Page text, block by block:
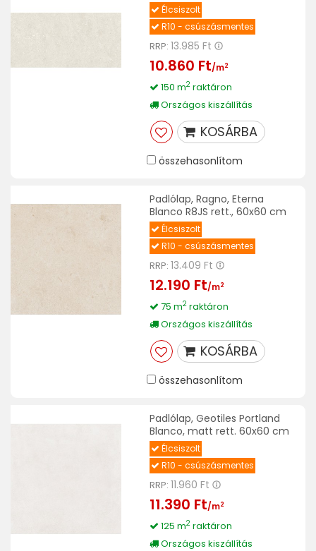
Élcsiszolt
R10 - csúszásmentes
RRP: 13.985 Ft
10.860 Ft/m2
150 m2raktáron
Országos kiszállítás
KOSÁRBA
összehasonlítom
Padlólap, Ragno, Eterna
Blanco R8JS rett., 60x60 cm
Élcsiszolt
R10 - csúszásmentes
RRP: 13.409 Ft
12.190 Ft/m2
75 m2raktáron
Országos kiszállítás
KOSÁRBA
összehasonlítom
Padlólap, Geotiles Portland
Blanco, matt rett. 60x60 cm
Élcsiszolt
R10 - csúszásmentes
RRP: 11.960 Ft
11.390 Ft/m2
125 m2raktáron
Országos kiszállítás